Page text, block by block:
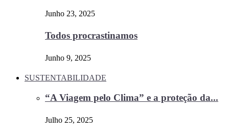
Junho 23, 2025
Todos procrastinamos
Junho 9, 2025
SUSTENTABILIDADE
“A Viagem pelo Clima” e a proteção da...
Julho 25, 2025